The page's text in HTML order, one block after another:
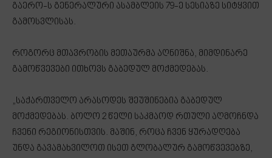
გაერო-ს გენერალური ასამბლეის 79-ე სესიაზე სიტყვით
გამოსვლისას.
როგორც მთავრობის მეთაურმა აღნიშნა, მიმდინარე
გამოწვევები ითხოვს გაბედულ მოქმედებას.
„საქართველო არასოდეს შეუშინებია გაბედულ
მოქმედებას. ბოლო 2 წელი საკმაოდ რთული აღმოჩნდა
ჩვენი რეგიონისთვის. მაშინ, როცა ჩვენ ყურადღება
უნდა გავამახვილოთ ისეთ გლობალურ გამოწვევებზე,